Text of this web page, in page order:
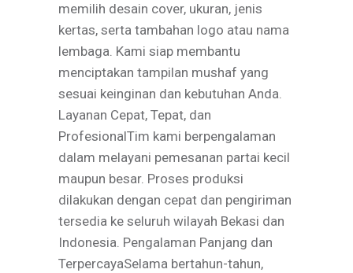
memilih desain cover, ukuran, jenis
kertas, serta tambahan logo atau nama
lembaga. Kami siap membantu
menciptakan tampilan mushaf yang
sesuai keinginan dan kebutuhan Anda.
Layanan Cepat, Tepat, dan
ProfesionalTim kami berpengalaman
dalam melayani pemesanan partai kecil
maupun besar. Proses produksi
dilakukan dengan cepat dan pengiriman
tersedia ke seluruh wilayah Bekasi dan
Indonesia. Pengalaman Panjang dan
TerpercayaSelama bertahun-tahun,